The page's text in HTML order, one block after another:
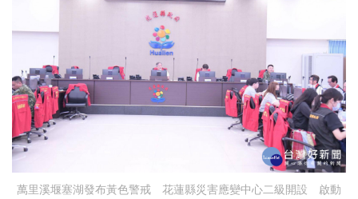
萬里溪堰塞湖發布黃色警戒 花蓮縣災害應變中心二級開設 啟動